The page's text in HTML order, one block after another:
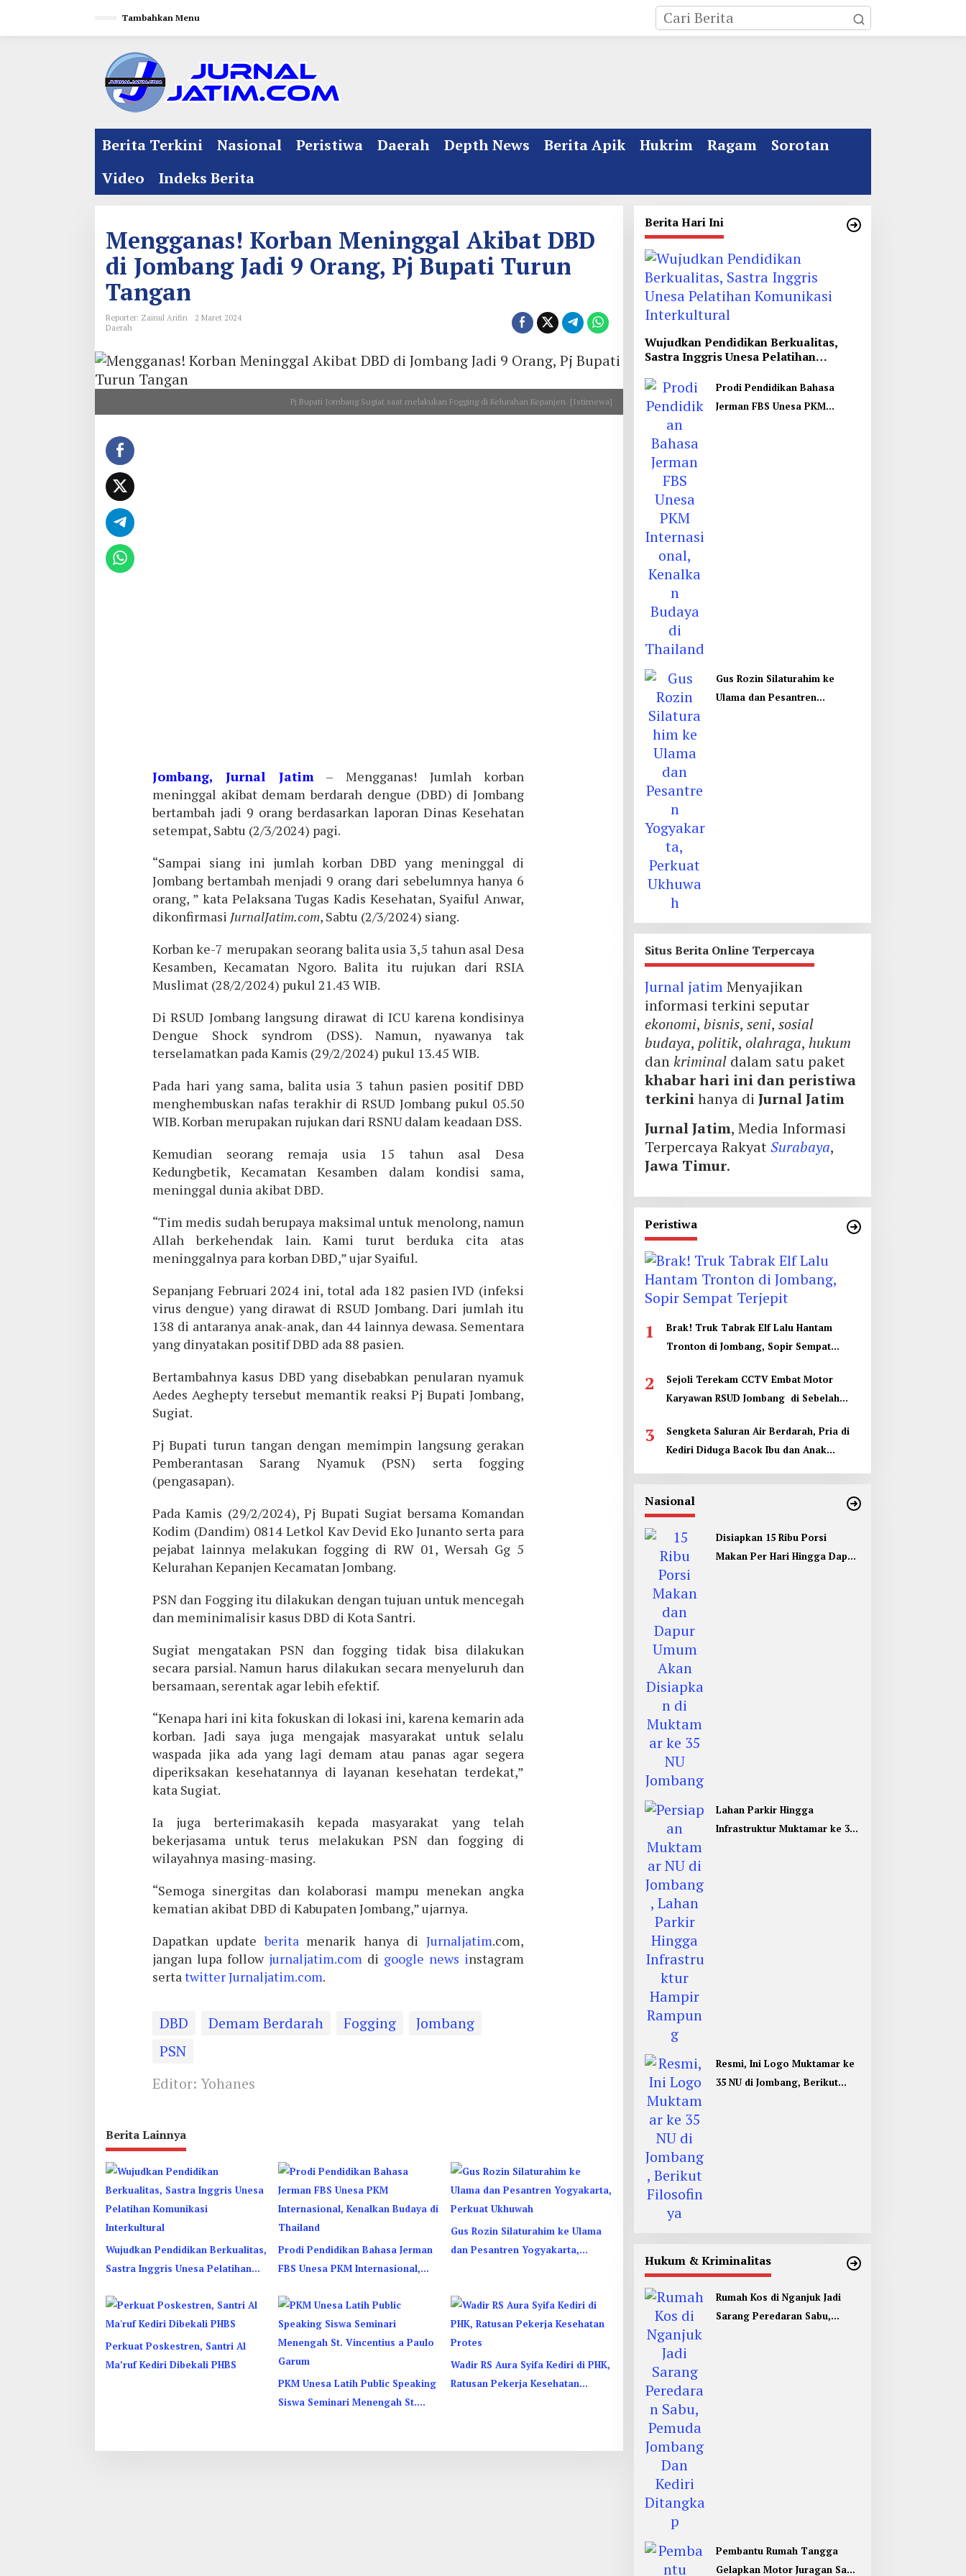
Tambahkan Menu
Berita Terkini Nasional Peristiwa Daerah Depth News Berita Apik Hukrim Ragam
Sorotan
Video
Indeks Berita
Mengganas! Korban Meninggal Akibat DBD
di Jombang Jadi 9 Orang, Pj Bupati Turun
Tangan
Reporter: Zainul Arifin
2 Maret 2024
Daerah
Pj Bupati Jombang Sugiat saat melakukan Fogging di Kelurahan Kepanjen. [Istimewa]
Jombang, Jurnal Jatim– Mengganas! Jumlah korban
meninggal akibat demam berdarah dengue (DBD) di Jombang
bertambah jadi 9 orang berdasarkan laporan Dinas Kesehatan
setempat, Sabtu (2/3/2024) pagi.
“Sampai siang ini jumlah korban DBD yang meninggal di
Jombang bertambah menjadi 9 orang dari sebelumnya hanya 6
orang, ” kata Pelaksana Tugas Kadis Kesehatan, Syaiful Anwar,
dikonfirmasi JurnalJatim.com, Sabtu (2/3/2024) siang.
Korban ke-7 merupakan seorang balita usia 3,5 tahun asal Desa
Kesamben, Kecamatan Ngoro. Balita itu rujukan dari RSIA
Muslimat (28/2/2024) pukul 21.43 WIB.
Di RSUD Jombang langsung dirawat di ICU karena kondisinya
Dengue Shock syndrom (DSS). Namun, nyawanya tak
terselamatkan pada Kamis (29/2/2024) pukul 13.45 WIB.
Pada hari yang sama, balita usia 3 tahun pasien positif DBD
menghembuskan nafas terakhir di RSUD Jombang pukul 05.50
WIB. Korban merupakan rujukan dari RSNU dalam keadaan DSS.
Kemudian seorang remaja usia 15 tahun asal Desa
Kedungbetik, Kecamatan Kesamben dalam kondisi sama,
meninggal dunia akibat DBD.
“Tim medis sudah berupaya maksimal untuk menolong, namun
Allah berkehendak lain. Kami turut berduka cita atas
meninggalnya para korban DBD,” ujar Syaiful.
Sepanjang Februari 2024 ini, total ada 182 pasien IVD (infeksi
virus dengue) yang dirawat di RSUD Jombang. Dari jumlah itu
138 di antaranya anak-anak, dan 44 lainnya dewasa. Sementara
yang dinyatakan positif DBD ada 88 pasien.
Bertambahnya kasus DBD yang disebabkan penularan nyamuk
Aedes Aeghepty tersebut memantik reaksi Pj Bupati Jombang,
Sugiat.
Pj Bupati turun tangan dengan memimpin langsung gerakan
Pemberantasan Sarang Nyamuk (PSN) serta fogging
(pengasapan).
Pada Kamis (29/2/2024), Pj Bupati Sugiat bersama Komandan
Kodim (Dandim) 0814 Letkol Kav Devid Eko Junanto serta para
pejabat lainnya melakukan fogging di RW 01, Wersah Gg 5
Kelurahan Kepanjen Kecamatan Jombang.
PSN dan Fogging itu dilakukan dengan tujuan untuk mencegah
dan meminimalisir kasus DBD di Kota Santri.
Sugiat mengatakan PSN dan fogging tidak bisa dilakukan
secara parsial. Namun harus dilakukan secara menyeluruh dan
bersamaan, serentak agar lebih efektif.
“Kenapa hari ini kita fokuskan di lokasi ini, karena kemarin ada
korban. Jadi saya juga mengajak masyarakat untuk selalu
waspada jika ada yang lagi demam atau panas agar segera
diperiksakan kesehatannya di layanan kesehatan terdekat,”
kata Sugiat.
Ia juga berterimakasih kepada masyarakat yang telah
bekerjasama untuk terus melakukan PSN dan fogging di
wilayahnya masing-masing.
“Semoga sinergitas dan kolaborasi mampu menekan angka
kematian akibat DBD di Kabupaten Jombang,” ujarnya.
Dapatkan updateberitamenarik hanya diJurnaljatim.com,
jangan lupa follow jurnaljatim.com di google news instagram
sertatwitterJurnaljatim.com.
DBD Demam Berdarah Fogging
Jombang
PSN
Editor: Yohanes
Berita Lainnya
Wujudkan Pendidikan Berkualitas,
Sastra Inggris Unesa Pelatihan
Prodi Pendidikan Bahasa Jerman
FBS Unesa PKM Internasional,
Gus Rozin Silaturahim ke Ulama
dan Pesantren Yogyakarta,
Perkuat Poskestren, Santri Al
Ma’ruf Kediri Dibekali PHBS
PKM Unesa Latih Public Speaking
Siswa Seminari Menengah St.
Wadir RS Aura Syifa Kediri di PHK,
Ratusan Pekerja Kesehatan
Berita Hari Ini
Wujudkan Pendidikan Berkualitas,
Sastra Inggris Unesa Pelatihan
Prodi Pendidikan Bahasa
Jerman FBS Unesa PKM
Gus Rozin Silaturahim ke
Ulama dan Pesantren
Situs Berita Online Terpercaya
Jurnal jatimMenyajikan
informasi terkini seputar
ekonomi, bisnis, seni, sosial
budaya, politik, olahraga, hukum
dankriminaldalam satu paket
khabar hari ini dan peristiwa
terkinihanya di Jurnal Jatim
Jurnal Jatim, Media Informasi
Terpercaya RakyatSurabaya,
Jawa Timur.
Peristiwa
1
Brak! Truk Tabrak Elf Lalu Hantam
Tronton di Jombang, Sopir Sempat
2
Sejoli Terekam CCTV Embat Motor
Karyawan RSUD Jombang di Sebelah
3
Sengketa Saluran Air Berdarah, Pria di
Kediri Diduga Bacok Ibu dan Anak
Nasional
Disiapkan 15 Ribu Porsi
Makan Per Hari Hingga Dapur
Lahan Parkir Hingga
Infrastruktur Muktamar ke 35
Resmi, Ini Logo Muktamar ke
35 NU di Jombang, Berikut
Hukum & Kriminalitas
Rumah Kos di Nganjuk Jadi
Sarang Peredaran Sabu,
Pembantu Rumah Tangga
Gelapkan Motor Juragan Sapi